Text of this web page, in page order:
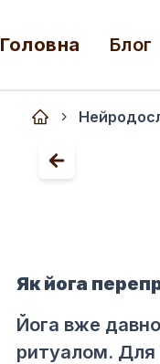
Головна Блог
Як йога
Йога вже
ритуалом. Для